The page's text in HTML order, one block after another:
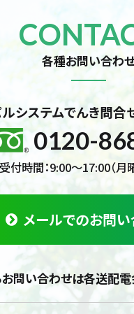
各種お問い合わ
システムでんき問合
0120-
受付時間：9:00～17:00（月
メールでのお問
問い合わせは各送配電